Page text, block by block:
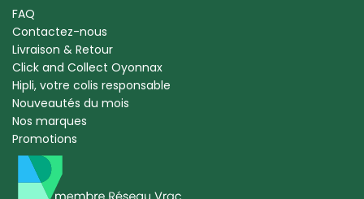
FAQ
Contactez-nous
Livraison & Retour
Click and Collect Oyonnax
Hipli, votre colis responsable
Nouveautés du mois
Nos marques
Promotions